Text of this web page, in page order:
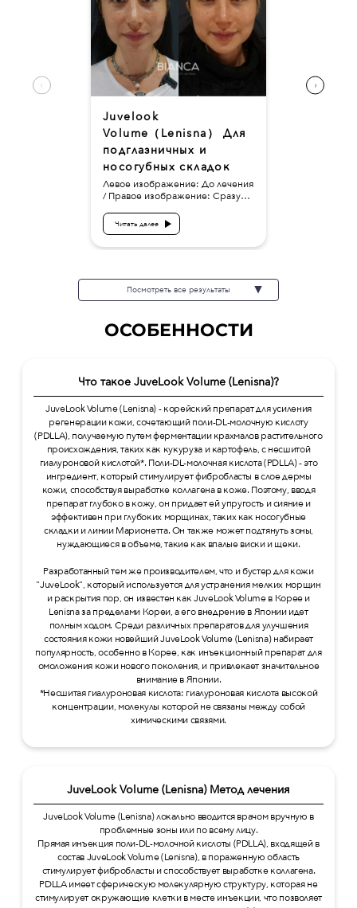
Juvelook
Volume（Lenisna） Для
подглазничных и
носогубных складок
Левое изображение: До лечения
/ Правое изображение: Сразу
Читать далее
Посмотреть все результаты
ОСОБЕННОСТИ
Что такое JuveLook Volume (Lenisna)?
JuveLook Volume (Lenisna) - корейский препарат для усиления
регенерации кожи, сочетающий поли-DL-молочную кислоту
(PDLLA), получаемую путем ферментации крахмалов растительного
происхождения, таких как кукуруза и картофель, с несшитой
гиалуроновой кислотой*. Поли-DL-молочная кислота (PDLLA) - это
ингредиент, который стимулирует фибробласты в слое дермы
кожи, способствуя выработке коллагена в коже. Поэтому, вводя
препарат глубоко в кожу, он придает ей упругость и сияние и
эффективен при глубоких морщинах, таких как носогубные
складки и линии Марионетта. Он также может подтянуть зоны,
нуждающиеся в объеме, такие как впалые виски и щеки.
Разработанный тем же производителем, что и бустер для кожи
"JuveLook", который используется для устранения мелких морщин
и раскрытия пор, он известен как JuveLook Volume в Корее и
Lenisna за пределами Кореи, а его внедрение в Японии идет
полным ходом. Среди различных препаратов для улучшения
состояния кожи новейший JuveLook Volume (Lenisna) набирает
популярность, особенно в Корее, как инъекционный препарат для
омоложения кожи нового поколения, и привлекает значительное
внимание в Японии.
*Несшитая гиалуроновая кислота: гиалуроновая кислота высокой
концентрации, молекулы которой не связаны между собой
химическими связями.
JuveLook Volume (Lenisna) Метод лечения
JuveLook Volume (Lenisna) локально вводится врачом вручную в
проблемные зоны или по всему лицу.
Прямая инъекция поли-DL-молочной кислоты (PDLLA), входящей в
состав JuveLook Volume (Lenisna), в пораженную область
стимулирует фибробласты и способствует выработке коллагена.
PDLLA имеет сферическую молекулярную структуру, которая не
стимулирует окружающие клетки в месте инъекции, что позволяет